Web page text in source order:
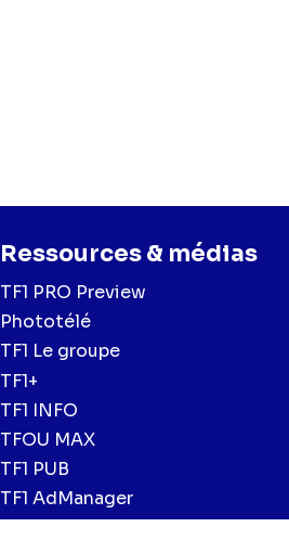
Ressources & médias
TF1 PRO Preview
Phototélé
TF1 Le groupe
TF1+
TF1 INFO
TFOU MAX
TF1 PUB
TF1 AdManager